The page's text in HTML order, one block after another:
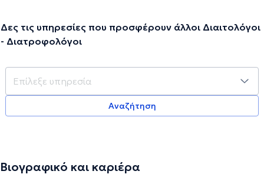
Δες τις υπηρεσίες που προσφέρουν άλλοι Διαιτολόγοι
- Διατροφολόγοι
Αναζήτηση
Βιογραφικό και καριέρα